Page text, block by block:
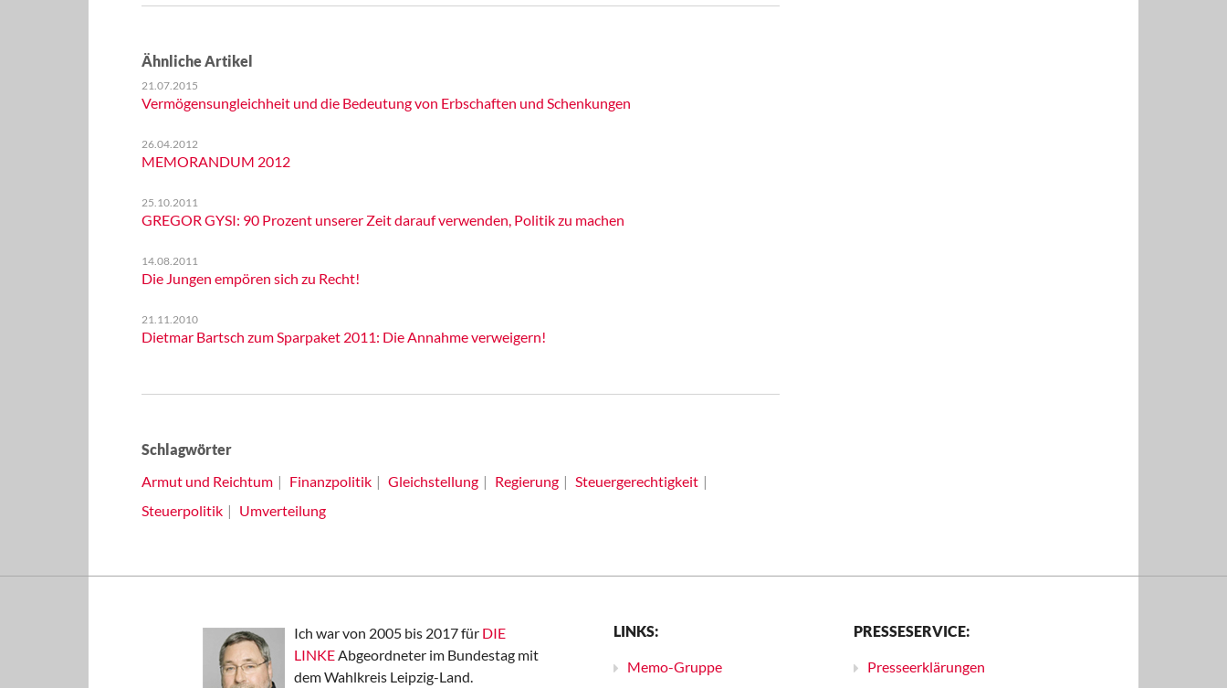
Ähnliche Artikel
21.07.2015
Vermögensungleichheit und die Bedeutung von Erbschaften und Schenkungen
26.04.2012
MEMORANDUM 2012
25.10.2011
GREGOR GYSI: 90 Prozent unserer Zeit darauf verwenden, Politik zu machen
14.08.2011
Die Jungen empören sich zu Recht!
21.11.2010
Dietmar Bartsch zum Sparpaket 2011: Die Annahme verweigern!
Schlagwörter
Armut und Reichtum
Finanzpolitik Gleichstellung Regierung
Steuergerechtigkeit
Steuerpolitik
Umverteilung
Ich war von 2005 bis 2017 für DIE
LINKEAbgeordneter im Bundestag mit
dem Wahlkreis Leipzig-Land.
LINKS:
Memo-Gruppe
PRESSESERVICE:
Presseerklärungen